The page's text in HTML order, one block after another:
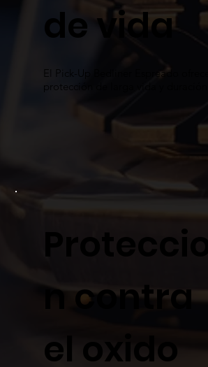
de vida
El Pick-Up Bedliner Espreado ofrece
protección de larga vida y duración.
Proteccio
n contra
el oxido